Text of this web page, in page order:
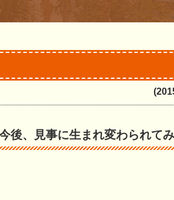
、見事に生まれ変わられてみ